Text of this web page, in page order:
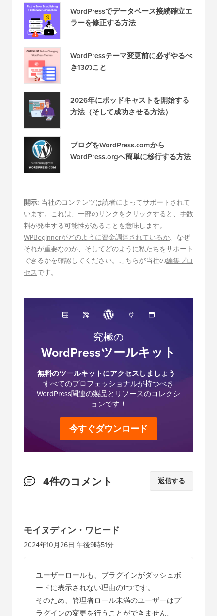
WordPressでデータベース接続確立エ
ラーを修正する方法
WordPressテーマ変更前に必ずやるべ
き13のこと
2026年にポッドキャストを開始する
方法（そして成功させる方法）
ブログをWordPress.comから
WordPress.orgへ簡単に移行する方法
開示: 当社のコンテンツは読者によってサポートされて
います。これは、一部のリンクをクリックすると、手数
料が発生する可能性があることを意味します。
WPBeginnerがどのように資金調達されているか、なぜ
それが重要なのか、そしてどのように私たちをサポート
できるかを確認してください。こちらが当社の編集プロ
セスです。
究極の
WordPressツールキット
無料のツールキットにアクセスしましょう -
すべてのプロフェッショナルが持つべき
WordPress関連の製品とリソースのコレクシ
ョンです！
今すぐダウンロード
読
の
イ
ン
4件のコメント 返信する
モイヌディン・ワヒード
2024年10月26日 午後9時51分
ユーザーロールも、プラグインがダッシュボ
ードに表示されない理由の1つです。
そのため、管理者ロール未満のユーザーはプ
ラグインの変更を行うことができません。